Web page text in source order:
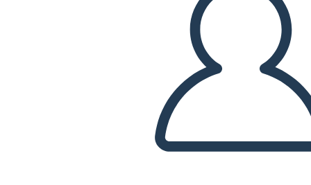
ATSKAŅOT SLAIDRĀDI
IZLASI MAN